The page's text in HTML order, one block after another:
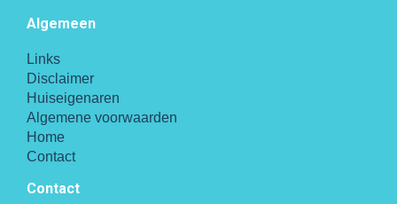
Algemeen
Links
Disclaimer
Huiseigenaren
Algemene voorwaarden
Home
Contact
Contact